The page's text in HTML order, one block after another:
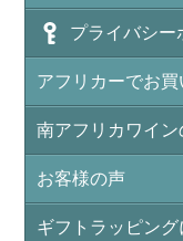
プライバシー
アフリカーでお
南アフリカワイン
お客様の声
ギフトラッピング